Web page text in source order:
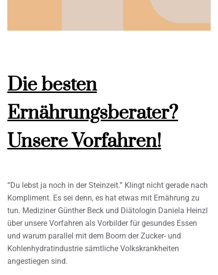
Die besten
Ernährungsberater?
Unsere Vorfahren!
“Du lebst ja noch in der Steinzeit.” Klingt nicht gerade nach
Kompliment. Es sei denn, es hat etwas mit Ernährung zu
tun. Mediziner Günther Beck und Diätologin Daniela Heinzl
über unsere Vorfahren als Vorbilder für gesundes Essen
und warum parallel mit dem Boom der Zucker- und
Kohlenhydratindustrie sämtliche Volkskrankheiten
angestiegen sind.